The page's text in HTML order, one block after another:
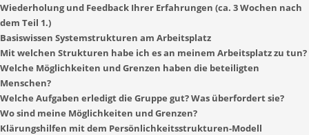
Wiederholung und Feedback Ihrer Erfahrungen (ca. 3 Wochen nach
dem Teil 1.)
Basiswissen Systemstrukturen am Arbeitsplatz
Mit welchen Strukturen habe ich es an meinem Arbeitsplatz zu tun?
Welche Möglichkeiten und Grenzen haben die beteiligten
Menschen?
Welche Aufgaben erledigt die Gruppe gut? Was überfordert sie?
Wo sind meine Möglichkeiten und Grenzen?
Klärungshilfen mit dem Persönlichkeitsstrukturen-Modell